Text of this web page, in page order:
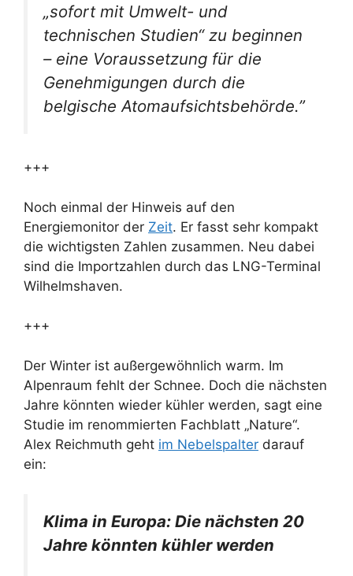
„sofort mit Umwelt- und
technischen Studien“ zu beginnen
– eine Voraussetzung für die
Genehmigungen durch die
belgische Atomaufsichtsbehörde.”
+++
Noch einmal der Hinweis auf den
Energiemonitor der Zeit. Er fasst sehr kompakt
die wichtigsten Zahlen zusammen. Neu dabei
sind die Importzahlen durch das LNG-Terminal
Wilhelmshaven.
+++
Der Winter ist außergewöhnlich warm. Im
Alpenraum fehlt der Schnee. Doch die nächsten
Jahre könnten wieder kühler werden, sagt eine
Studie im renommierten Fachblatt „Nature“.
Alex Reichmuth geht im Nebelspalter darauf
ein:
Klima in Europa: Die nächsten 20
Jahre könnten kühler werden